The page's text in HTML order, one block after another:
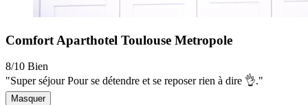
Comfort Aparthotel Toulouse Metropole
8/10 Bien
"Super séjour Pour se détendre et se reposer rien à dire 👌."
Masquer